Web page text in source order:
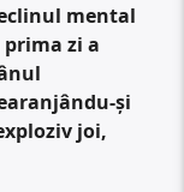
mental
zi a
și
joi,